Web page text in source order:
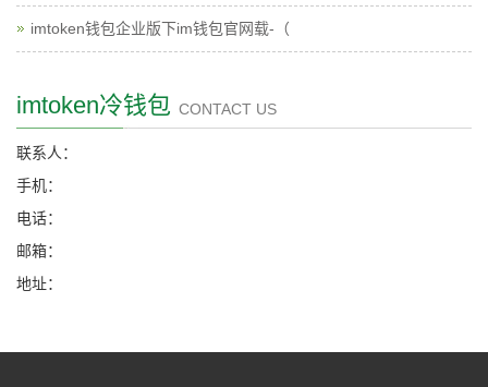
imtoken钱包企业版下im钱包官网载-（
imtoken冷钱包 CONTACT US
联系人：
手机：
电话：
邮箱：
地址：